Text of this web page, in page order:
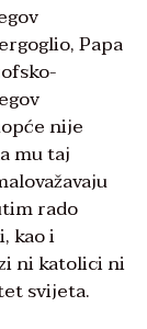
Papa
nije
mu taj
rado
kao i
ni katolici ni
svijeta.